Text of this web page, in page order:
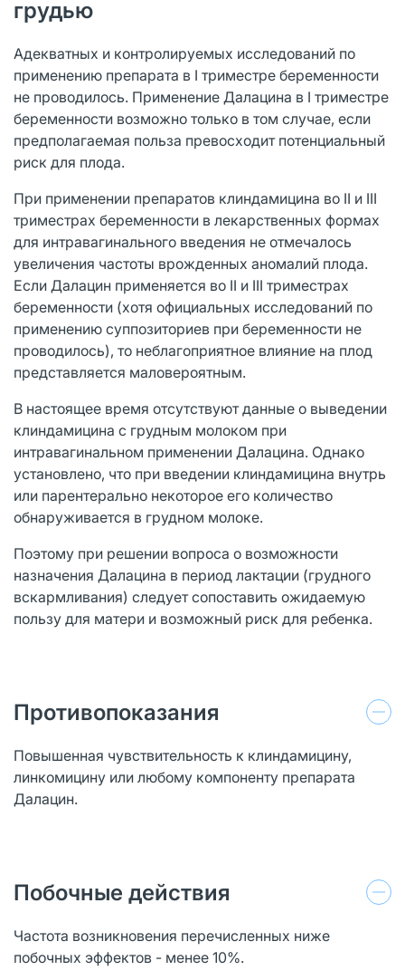
грудью
Адекватных и контролируемых исследований по
применению препарата в I триместре беременности
не проводилось. Применение Далацина в I триместре
беременности возможно только в том случае, если
предполагаемая польза превосходит потенциальный
риск для плода.
При применении препаратов клиндамицина во II и III
триместрах беременности в лекарственных формах
для интравагинального введения не отмечалось
увеличения частоты врожденных аномалий плода.
Если Далацин применяется во II и III триместрах
беременности (хотя официальных исследований по
применению суппозиториев при беременности не
проводилось), то неблагоприятное влияние на плод
представляется маловероятным.
В настоящее время отсутствуют данные о выведении
клиндамицина с грудным молоком при
интравагинальном применении Далацина. Однако
установлено, что при введении клиндамицина внутрь
или парентерально некоторое его количество
обнаруживается в грудном молоке.
Поэтому при решении вопроса о возможности
назначения Далацина в период лактации (грудного
вскармливания) следует сопоставить ожидаемую
пользу для матери и возможный риск для ребенка.
Противопоказания
Повышенная чувствительность к клиндамицину,
линкомицину или любому компоненту препарата
Далацин.
Побочные действия
Частота возникновения перечисленных ниже
побочных эффектов - менее 10%.